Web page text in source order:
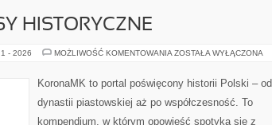
HISTORYCZNE
- 2026 MOŻLIWOŚĆ KOMENTOWANIA ZNANE
ZOSTAŁA WYŁĄCZONA
KoronaMK to portal poświęcony historii Polski – od
dynastii piastowskiej aż po współczesność. To
kompendium, w którym opowieść spotyka się z